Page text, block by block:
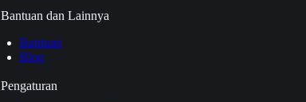
Bantuan dan Lainnya
Bantuan
Blog
Pengaturan